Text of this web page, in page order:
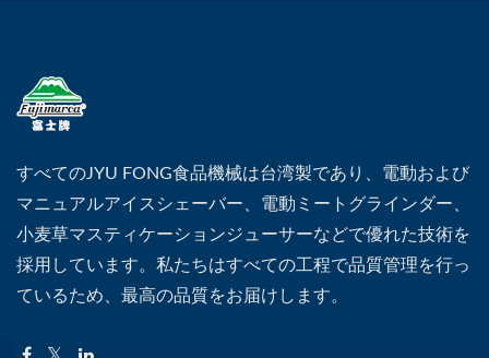
すべてのJYU FONG食品機械は台湾製であり、電動および
マニュアルアイスシェーバー、電動ミートグラインダー、
小麦草マスティケーションジューサーなどで優れた技術を
採用しています。私たちはすべての工程で品質管理を行っ
ているため、最高の品質をお届けします。